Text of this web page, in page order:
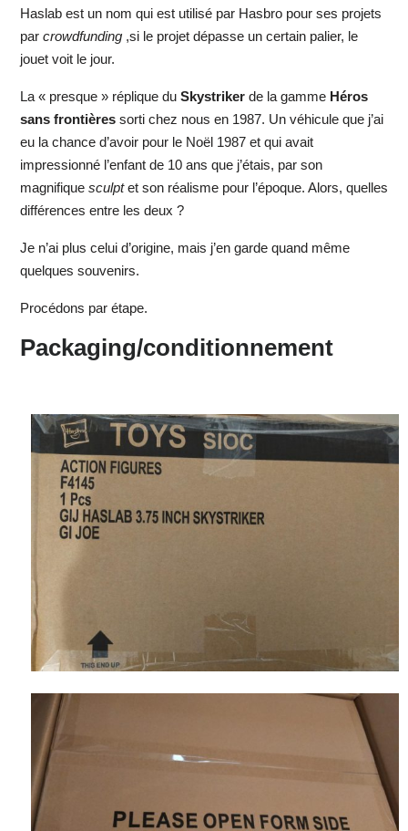
Haslab est un nom qui est utilisé par Hasbro pour ses projets
par crowdfunding,si le projet dépasse un certain palier, le
jouet voit le jour.
La « presque » réplique du Skystrikerde la gamme Héros
sans frontièressorti chez nous en 1987. Un véhicule que j’ai
eu la chance d’avoir pour le Noël 1987 et qui avait
impressionné l’enfant de 10 ans que j’étais, par son
magnifique sculptet son réalisme pour l’époque. Alors, quelles
différences entre les deux ?
Je n’ai plus celui d’origine, mais j’en garde quand même
quelques souvenirs.
Procédons par étape.
Packaging/conditionnement